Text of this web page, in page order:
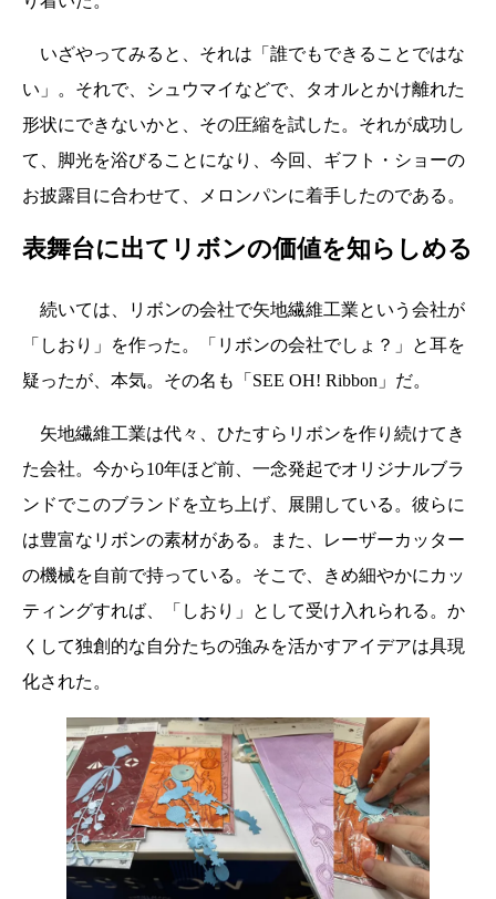
いざやってみると、それは「誰でもできることではな
い」。それで、シュウマイなどで、タオルとかけ離れた
形状にできないかと、その圧縮を試した。それが成功し
て、脚光を浴びることになり、今回、ギフト・ショーの
お披露目に合わせて、メロンパンに着手したのである。
表舞台に出てリボンの価値を知らしめる
続いては、リボンの会社で矢地繊維工業という会社が
「しおり」を作った。「リボンの会社でしょ？」と耳を
疑ったが、本気。その名も「SEE OH! Ribbon」だ。
矢地繊維工業は代々、ひたすらリボンを作り続けてき
た会社。今から10年ほど前、一念発起でオリジナルブラ
ンドでこのブランドを立ち上げ、展開している。彼らに
は豊富なリボンの素材がある。また、レーザーカッター
の機械を自前で持っている。そこで、きめ細やかにカッ
ティングすれば、「しおり」として受け入れられる。か
くして独創的な自分たちの強みを活かすアイデアは具現
化された。